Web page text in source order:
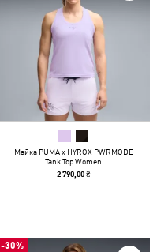
Майка PUMA x HYROX PWRMODE
Tank Top Women
2 790,00 ₴
-30%